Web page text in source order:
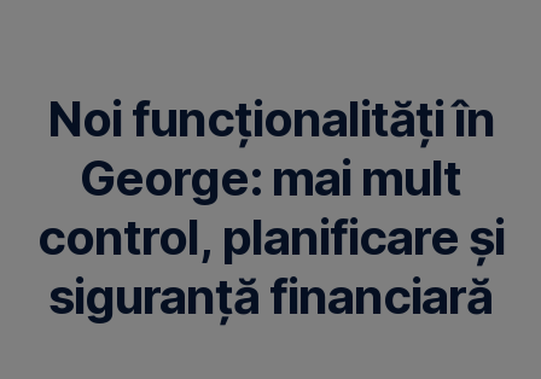
Noi funcționalități în
George: mai mult
control, planificare și
siguranță financiară